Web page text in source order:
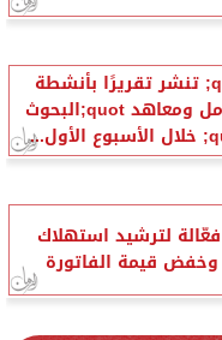
الزراعةquot; تنشر تقريرًا بأنشطة
وجهود معامل ومعاهد quot;البحوث
لترشيد استهلاك
وخفض قيمة الفاتورة